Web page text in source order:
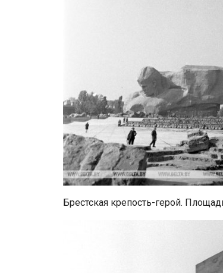
Брестская крепость-герой.